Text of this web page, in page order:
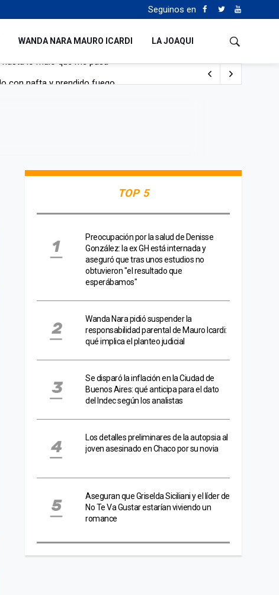
Seguinos en
WANDA NARA MAURO ICARDI LA JOAQUI
TOP 5
Preocupación por la salud de Denisse
González: la ex GH está internada y
aseguró que tras unos estudios no
obtuvieron "el resultado que
esperábamos"
Wanda Nara pidió suspender la
responsabilidad parental de Mauro Icardi:
qué implica el planteo judicial
Se disparó la inflación en la Ciudad de
Buenos Aires: qué anticipa para el dato
del Indec según los analistas
Los detalles preliminares de la autopsia al
joven asesinado en Chaco por su novia
Aseguran que Griselda Siciliani y el líder de
No Te Va Gustar estarían viviendo un
romance